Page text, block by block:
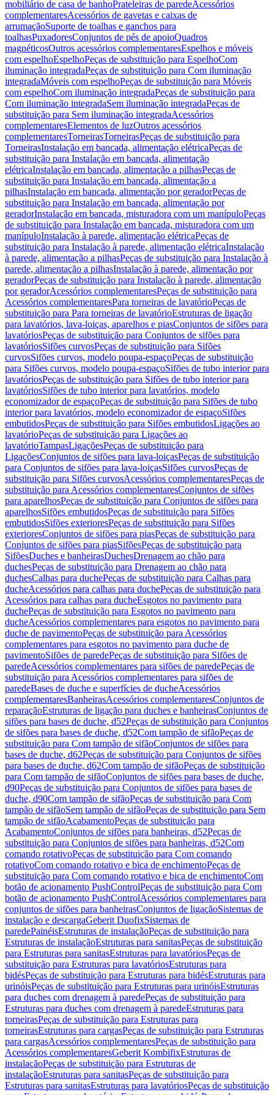
mobiliário de casa de banhoPrateleiras de paredeAcessórios
complementaresAcessórios de gavetas e caixas de
arrumaçãoSuporte de toalhas e ganchos para
toalhasPuxadoresConjuntos de pés de apoioQuadros
magnéticosOutros acessórios complementaresEspelhos e móveis
com espelhoEspelhoPeças de substituição para EspelhoCom
iluminação integradaPeças de substituição para Com iluminação
integradaMóveis com espelhoPeças de substituição para Móveis
com espelhoCom iluminação integradaPeças de substituição para
Com iluminação integradaSem iluminação integradaPeças de
substituição para Sem iluminação integradaAcessórios
complementaresElementos de luzOutros acessórios
complementaresTorneirasTorneirasPeças de substituição para
TorneirasInstalação em bancada, alimentação elétricaPeças de
substituição para Instalação em bancada, alimentação
elétricaInstalação em bancada, alimentação a pilhasPeças de
substituição para Instalação em bancada, alimentação a
pilhasInstalação em bancada, alimentação por geradorPeças de
substituição para Instalação em bancada, alimentação por
geradorInstalação em bancada, misturadora com um manípuloPeças
de substituição para Instalação em bancada, misturadora com um
manípuloInstalação à parede, alimentação elétricaPeças de
substituição para Instalação à parede, alimentação elétricaInstalação
à parede, alimentação a pilhasPeças de substituição para Instalação à
parede, alimentação a pilhasInstalação à parede, alimentação por
geradorPeças de substituição para Instalação à parede, alimentação
por geradorAcessórios complementaresPeças de substituição para
Acessórios complementaresPara torneiras de lavatórioPeças de
substituição para Para torneiras de lavatórioEstruturas de ligação
para lavatórios, lava-loiças, aparelhos e piasConjuntos de sifões para
lavatóriosPeças de substituição para Conjuntos de sifões para
lavatóriosSifões curvosPeças de substituição para Sifões
curvosSifões curvos, modelo poupa-espaçoPeças de substituição
para Sifões curvos, modelo poupa-espaçoSifões de tubo interior para
lavatóriosPeças de substituição para Sifões de tubo interior para
lavatóriosSifões de tubo interior para lavatórios, modelo
economizador de espaçoPeças de substituição para Sifões de tubo
interior para lavatórios, modelo economizador de espaçoSifões
embutidosPeças de substituição para Sifões embutidosLigações ao
lavatórioPeças de substituição para Ligações ao
lavatórioTampasLigaçõesPeças de substituição para
LigaçõesConjuntos de sifões para lava-loiçasPeças de substituição
para Conjuntos de sifões para lava-loiçasSifões curvosPeças de
substituição para Sifões curvosAcessórios complementaresPeças de
substituição para Acessórios complementaresConjuntos de sifões
para aparelhosPeças de substituição para Conjuntos de sifões para
aparelhosSifões embutidosPeças de substituição para Sifões
embutidosSifões exterioresPeças de substituição para Sifões
exterioresConjuntos de sifões para piasPeças de substituição para
Conjuntos de sifões para piasSifõesPeças de substituição para
SifõesDuches e banheirasDuchesDrenagem ao chão para
duchesPeças de substituição para Drenagem ao chão para
duchesCalhas para duchePeças de substituição para Calhas para
ducheAcessórios para calhas para duchePeças de substituição para
Acessórios para calhas para ducheEsgotos no pavimento para
duchePeças de substituição para Esgotos no pavimento para
ducheAcessórios complementares para esgotos no pavimento para
duche de pavimentoPeças de substituição para Acessórios
complementares para esgotos no pavimento para duche de
pavimentoSifões de paredePeças de substituição para Sifões de
paredeAcessórios complementares para sifões de paredePeças de
substituição para Acessórios complementares para sifões de
paredeBases de duche e superfícies de ducheAcessórios
complementaresBanheirasAcessórios complementaresConjuntos de
reparaçãoEstruturas de ligação para duches e banheirasConjuntos de
sifões para bases de duche, d52Peças de substituição para Conjuntos
de sifões para bases de duche, d52Com tampão de sifãoPeças de
substituição para Com tampão de sifãoConjuntos de sifões para
bases de duche, d62Peças de substituição para Conjuntos de sifões
para bases de duche, d62Com tampão de sifãoPeças de substituição
para Com tampão de sifãoConjuntos de sifões para bases de duche,
d90Peças de substituição para Conjuntos de sifões para bases de
duche, d90Com tampão de sifãoPeças de substituição para Com
tampão de sifãoSem tampão de sifãoPeças de substituição para Sem
tampão de sifãoAcabamentoPeças de substituição para
AcabamentoConjuntos de sifões para banheiras, d52Peças de
substituição para Conjuntos de sifões para banheiras, d52Com
comando rotativoPeças de substituição para Com comando
rotativoCom comando rotativo e bica de enchimentoPeças de
substituição para Com comando rotativo e bica de enchimentoCom
botão de acionamento PushControlPeças de substituição para Com
botão de acionamento PushControlAcessórios complementares para
conjuntos de sifões para banheirasConjuntos de ligaçãoSistemas de
instalação e descargaGeberit DuofixSistemas de
paredePainéisEstruturas de instalaçãoPeças de substituição para
Estruturas de instalaçãoEstruturas para sanitasPeças de substituição
para Estruturas para sanitasEstruturas para lavatóriosPeças de
substituição para Estruturas para lavatóriosEstruturas para
bidésPeças de substituição para Estruturas para bidésEstruturas para
urinóisPeças de substituição para Estruturas para urinóisEstruturas
para duches com drenagem à paredePeças de substituição para
Estruturas para duches com drenagem à paredeEstruturas para
torneirasPeças de substituição para Estruturas para
torneirasEstruturas para cargasPeças de substituição para Estruturas
para cargasAcessórios complementaresPeças de substituição para
Acessórios complementaresGeberit KombifixEstruturas de
instalaçãoPeças de substituição para Estruturas de
instalaçãoEstruturas para sanitasPeças de substituição para
Estruturas para sanitasEstruturas para lavatóriosPeças de substituição